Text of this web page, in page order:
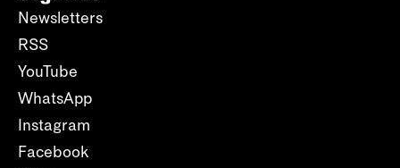
Newsletters
RSS
YouTube
WhatsApp
Instagram
Facebook